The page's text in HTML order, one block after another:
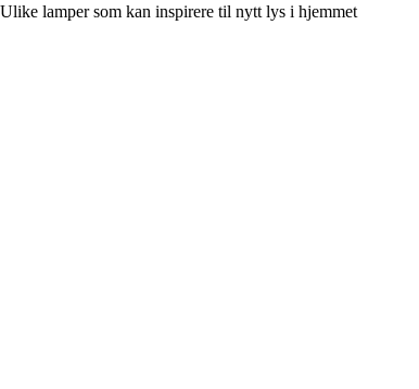
Ulike lamper som kan inspirere til nytt lys i hjemmet